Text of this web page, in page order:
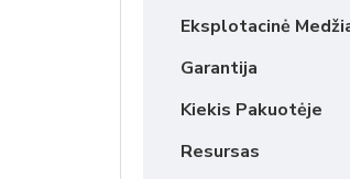
Eksplotacinė
Garantija
Kiekis Pakuotėje
Resursas